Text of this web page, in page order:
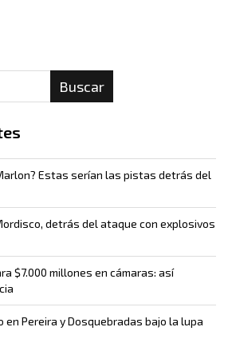
Buscar
Estas serían las pistas detrás del
detrás del ataque con explosivos
$7.000 millones en cámaras: así
Pereira y Dosquebradas bajo la lupa